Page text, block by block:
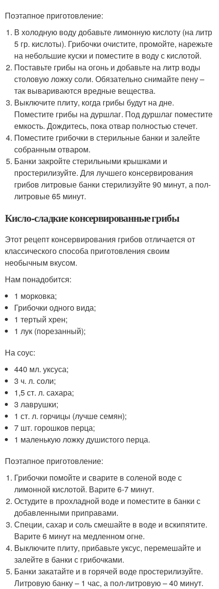
Поэтапное приготовление:
В холодную воду добавьте лимонную кислоту (на литр
5 гр. кислоты). Грибочки очистите, промойте, нарежьте
на небольшие куски и поместите в воду с кислотой.
Поставьте грибы на огонь и добавьте на литр воды
столовую ложку соли. Обязательно снимайте пену –
так вывариваются вредные вещества.
Выключите плиту, когда грибы будут на дне.
Поместите грибы на дуршлаг. Под дуршлаг поместите
емкость. Дождитесь, пока отвар полностью стечет.
Поместите грибочки в стерильные банки и залейте
собранным отваром.
Банки закройте стерильными крышками и
простерилизуйте. Для лучшего консервирования
грибов литровые банки стерилизуйте 90 минут, а пол-
литровые 65 минут.
Кисло-сладкие консервированные грибы
Этот рецепт консервирования грибов отличается от
классического способа приготовления своим
необычным вкусом.
Нам понадобится:
1 морковка;
Грибочки одного вида;
1 тертый хрен;
1 лук (порезанный);
На соус:
440 мл. уксуса;
3 ч. л. соли;
1,5 ст. л. сахара;
3 лаврушки;
1 ст. л. горчицы (лучше семян);
7 шт. горошков перца;
1 маленькую ложку душистого перца.
Поэтапное приготовление:
Грибочки помойте и сварите в соленой воде с
лимонной кислотой. Варите 6-7 минут.
Остудите в прохладной воде и поместите в банки с
добавленными приправами.
Специи, сахар и соль смешайте в воде и вскипятите.
Варите 6 минут на медленном огне.
Выключите плиту, прибавьте уксус, перемешайте и
залейте в банки с грибочками.
Банки закатайте и в горячей воде простерилизуйте.
Литровую банку – 1 час, а пол-литровую – 40 минут.